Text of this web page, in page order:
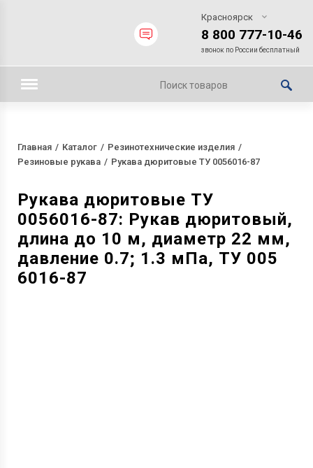
Красноярск
8 800 777-10-46
звонок по России бесплатный
Главная Каталог
Резинотехнические изделия
Резиновые рукава
Рукава дюритовые ТУ 0056016-87
Рукава дюритовые ТУ
0056016-87: Рукав дюритовый,
длина до 10 м, диаметр 22 мм,
давление 0.7; 1.3 мПа, ТУ 005
6016-87